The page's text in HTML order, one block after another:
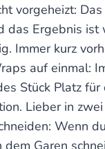
vorgeheizt:
das Ergebnis ist
Immer kurz
auf einmal:
Stück Platz für
Lieber in
Wenn